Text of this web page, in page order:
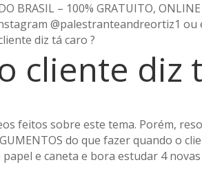
BRASIL – 100% GRATUITO, ONLINE
@palestranteandreortiz1 ou
diz tá caro ?
cliente diz
feitos sobre este tema. Porém,
do que fazer quando o
e caneta e bora estudar 4 novas